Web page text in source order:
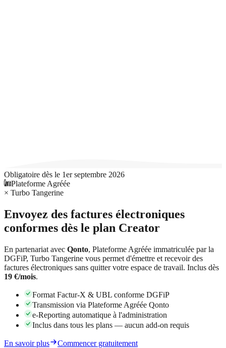
Obligatoire dès le 1er septembre 2026
Plateforme Agréée
× Turbo Tangerine
Envoyez des factures électroniques
conformes dès le plan Creator
En partenariat avec Qonto, Plateforme Agréée immatriculée par la
DGFiP, Turbo Tangerine vous permet d'émettre et recevoir des
factures électroniques sans quitter votre espace de travail. Inclus dès
19 €/mois.
Format Factur-X & UBL conforme DGFiP
Transmission via Plateforme Agréée Qonto
e-Reporting automatique à l'administration
Inclus dans tous les plans — aucun add-on requis
En savoir plus
Commencer gratuitement